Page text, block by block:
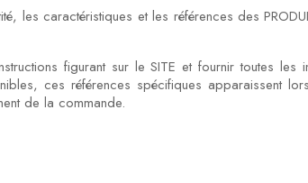
les caractéristiques et les références des
figurant sur le SITE et fournir toutes
ces références spécifiques apparaissent
de la commande.